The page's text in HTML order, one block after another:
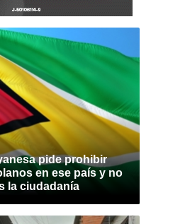
pide prohibir
en ese país y no
la ciudadanía